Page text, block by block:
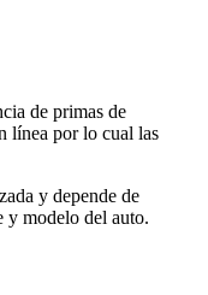
de primas de
línea por lo cual las
y depende de
y modelo del auto.